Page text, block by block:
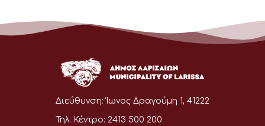
Διεύθυνση: Ίωνος Δραγούμη 1, 41222
Τηλ. Κέντρο: 2413 500 200